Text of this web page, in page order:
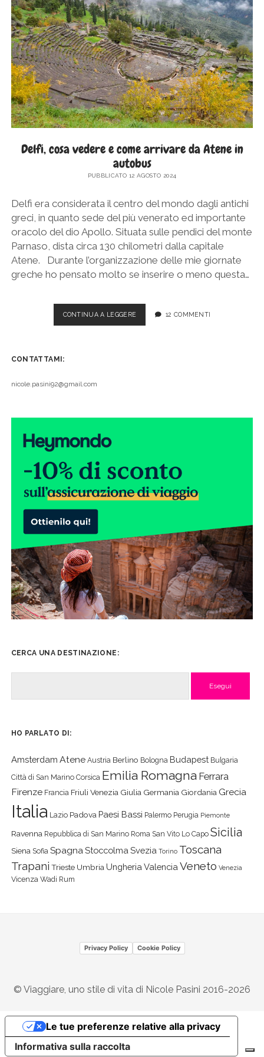
SICILIA
TOSCANA
UMBRIA
VENETO
GERMANIA
GRECIA
PAESI BASSI
REPUBBLICA DI SAN MARINO
SLOVACCHIA
SPAGNA
UNGHERIA
twitterfacebook
instagram
pinterestyoutube
email
Delfi, cosa vedere e come arrivare da Atene in
autobus
PUBBLICATO 12 AGOSTO 2024
Delfi era considerata il centro del mondo dagli antichi
greci, in quanto sede del più venerato ed importante
oracolo del dio Apollo. Situata sulle pendici del monte
Parnaso, dista circa 130 chilometri dalla capitale
Atene. Durante l’organizzazione delle mie giornate
greche ho pensato molto se inserire o meno questa…
CONTINUA A LEGGERE DELFI,
COSA
12 COMMENTI
CONTATTAMI:
nicole.pasini92@gmail.com
CERCA UNA DESTINAZIONE:
HO PARLATO DI:
Amsterdam Atene Austria Berlino Bologna Budapest Bulgaria
Città di San Marino Corsica Emilia Romagna Ferrara
Firenze Francia Friuli Venezia Giulia Germania Giordania Grecia
Italia Lazio Padova Paesi Bassi Palermo Perugia Piemonte
Ravenna Repubblica di San Marino Roma San Vito Lo Capo Sicilia
Siena Sofia SpagnaStoccolma Svezia Torino Toscana
Trapani Trieste Umbria Ungheria Valencia Veneto Venezia
Vicenza Wadi Rum
Privacy Policy Cookie Policy
© Viaggiare, uno stile di vita di Nicole Pasini 2016-2026
Informativa sulla raccolta
Le tue preferenze relative alla privacy